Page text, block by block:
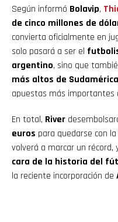
Según informó Bolavip,
de cinco millones de
convierta oficialmente en
solo pasará a ser el
argentino, sino que
más altos de Sudamérica
apuestas más importantes
En total, River
euros para quedarse con
volverá a marcar un récord,
cara de la historia del
la reciente incorporación de